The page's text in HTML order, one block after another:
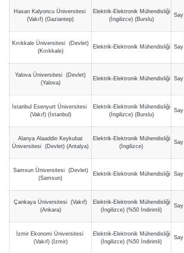
Hasan Kalyoncu Üniversitesi
(Vakıf) (Gaziantep)
Elektrik-Elektronik Mühendisliği
(İngilizce) (Burslu)
Say
Kırıkkale Üniversitesi (Devlet)
(Kırıkkale)
Elektrik-Elektronik Mühendisliği Say
Yalova Üniversitesi (Devlet)
(Yalova)
Elektrik-Elektronik Mühendisliği Say
İstanbul Esenyurt Üniversitesi
(Vakıf) (İstanbul)
Elektrik-Elektronik Mühendisliği
(İngilizce) (Burslu)
Say
Alanya Alaaddin Keykubat
Üniversitesi (Devlet) (Antalya)
Elektrik-Elektronik Mühendisliği
(İngilizce)
Say
Samsun Üniversitesi (Devlet)
(Samsun)
Elektrik-Elektronik Mühendisliği Say
Çankaya Üniversitesi (Vakıf)
(Ankara)
Elektrik-Elektronik Mühendisliği
(İngilizce) (%50 İndirimli)
Say
İzmir Ekonomi Üniversitesi
(Vakıf) (İzmir)
Elektrik-Elektronik Mühendisliği
(İngilizce) (%50 İndirimli)
Say